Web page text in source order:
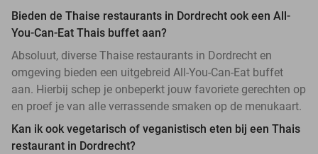
Bieden de Thaise restaurants in Dordrecht ook een All-
You-Can-Eat Thais buffet aan?
Absoluut, diverse Thaise restaurants in Dordrecht en
omgeving bieden een uitgebreid All-You-Can-Eat buffet
aan. Hierbij schep je onbeperkt jouw favoriete gerechten op
en proef je van alle verrassende smaken op de menukaart.
Kan ik ook vegetarisch of veganistisch eten bij een Thais
restaurant in Dordrecht?